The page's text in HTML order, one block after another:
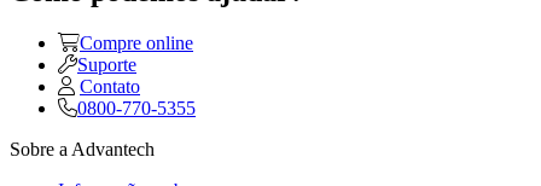
Compre online
Suporte
Contato
0800-770-5355
Sobre a Advantech